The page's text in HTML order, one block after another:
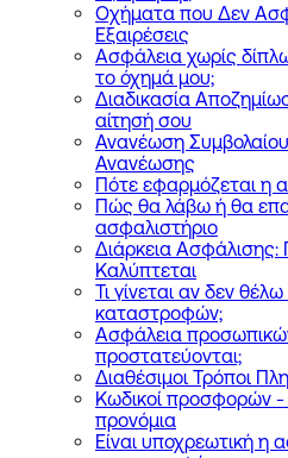
Οχήματα που Δεν
Εξαιρέσεις
Ασφάλεια χωρίς
το όχημά μου;
Διαδικασία
αίτησή σου
Ανανέωση
Ανανέωσης
Πότε εφαρμόζεται η
Πώς θα λάβω ή θα
ασφαλιστήριο
Διάρκεια Ασφάλισης:
Καλύπτεται
Τι γίνεται αν δεν
καταστροφών;
Ασφάλεια
προστατεύονται;
Διαθέσιμοι Τρόποι
Κωδικοί προσφορών -
προνόμια
Είναι υποχρεωτική η